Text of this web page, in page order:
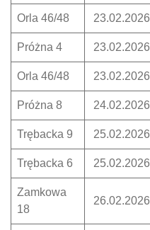
Orla 46/48 23.02.2026
Próżna 4 23.02.2026
Orla 46/48 23.02.2026
Próżna 8 24.02.2026
Trębacka 9 25.02.2026
Trębacka 6 25.02.2026
Zamkowa
18
26.02.2026